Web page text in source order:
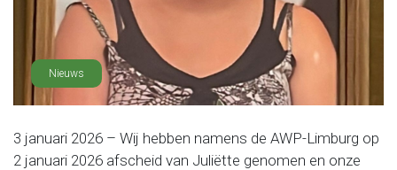
Nieuws
3 januari 2026 – Wij hebben namens de AWP-Limburg op
2 januari 2026 afscheid van Juliëtte genomen en onze